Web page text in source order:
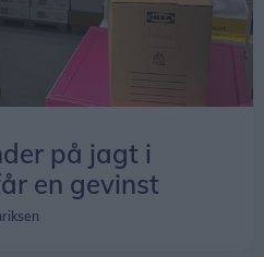
på jagt i
en gevinst